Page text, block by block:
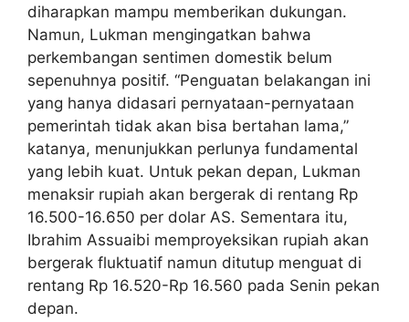
diharapkan mampu memberikan dukungan.
Namun, Lukman mengingatkan bahwa
perkembangan sentimen domestik belum
sepenuhnya positif. “Penguatan belakangan ini
yang hanya didasari pernyataan-pernyataan
pemerintah tidak akan bisa bertahan lama,”
katanya, menunjukkan perlunya fundamental
yang lebih kuat. Untuk pekan depan, Lukman
menaksir rupiah akan bergerak di rentang Rp
16.500-16.650 per dolar AS. Sementara itu,
Ibrahim Assuaibi memproyeksikan rupiah akan
bergerak fluktuatif namun ditutup menguat di
rentang Rp 16.520-Rp 16.560 pada Senin pekan
depan.